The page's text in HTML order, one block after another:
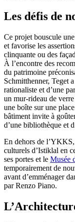
Les défis de
Ce projet bouscule
et favorise les
clinquante ou des
À l’encontre des
du patrimoine
Schmitthenner, Teget
rationaliste et d’une
un mur-rideau de
une boîte sur une
bâtiment invite à
d’une bibliothèque et
En dehors de
culturels d’Istiklal en
ses portes et le Musée
temporairement de
avant d’emménager
par Renzo Piano.